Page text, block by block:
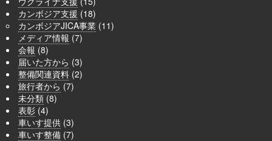
カンボジア支援 (18)
カンボジアJICA事業 (11)
メディア情報 (7)
会報 (8)
届いた方から (3)
整備関連資料 (2)
旅行者から (7)
未分類 (8)
表彰 (4)
車いす提供 (3)
車いす整備 (7)